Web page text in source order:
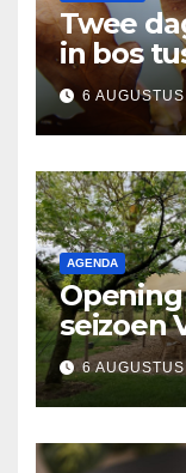
Twee
in bos
Nuland
6
AGENDA
seizoen
6